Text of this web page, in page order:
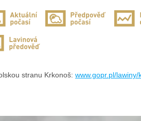
stranu Krkonoš: www.gopr.pl/